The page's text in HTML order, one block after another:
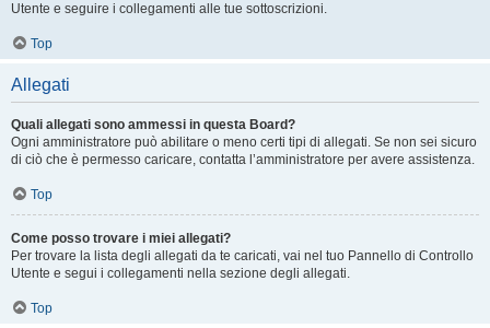
Utente e seguire i collegamenti alle tue sottoscrizioni.
Top
Allegati
Quali allegati sono ammessi in questa Board?
Ogni amministratore può abilitare o meno certi tipi di allegati. Se non sei sicuro
di ciò che è permesso caricare, contatta l’amministratore per avere assistenza.
Top
Come posso trovare i miei allegati?
Per trovare la lista degli allegati da te caricati, vai nel tuo Pannello di Controllo
Utente e segui i collegamenti nella sezione degli allegati.
Top